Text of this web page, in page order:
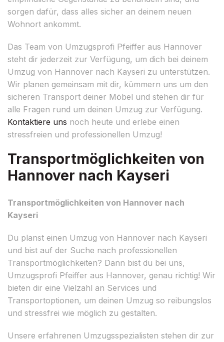
sorgen dafür, dass alles sicher an deinem neuen
Wohnort ankommt.
Das Team von Umzugsprofi Pfeiffer aus Hannover
steht dir jederzeit zur Verfügung, um dich bei deinem
Umzug von Hannover nach Kayseri zu unterstützen.
Wir planen gemeinsam mit dir, kümmern uns um den
sicheren Transport deiner Möbel und stehen dir für
alle Fragen rund um deinen Umzug zur Verfügung.
Kontaktiere uns noch heute und erlebe einen
stressfreien und professionellen Umzug!
Transportmöglichkeiten von
Hannover nach Kayseri
Transportmöglichkeiten von Hannover nach
Kayseri
Du planst einen Umzug von Hannover nach Kayseri
und bist auf der Suche nach professionellen
Transportmöglichkeiten? Dann bist du bei uns,
Umzugsprofi Pfeiffer aus Hannover, genau richtig! Wir
bieten dir eine Vielzahl an Services und
Transportoptionen, um deinen Umzug so reibungslos
und stressfrei wie möglich zu gestalten.
Unsere erfahrenen Umzugsspezialisten stehen dir zur